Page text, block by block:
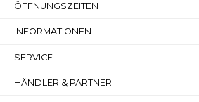
ÖFFNUNGSZEITEN
INFORMATIONEN
SERVICE
HÄNDLER & PARTNER